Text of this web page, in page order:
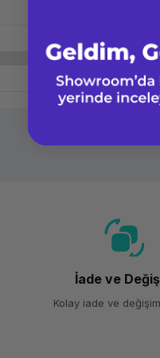
İade ve
Kolay iade ve